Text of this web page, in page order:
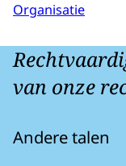
Organisatie
van onze
Andere talen